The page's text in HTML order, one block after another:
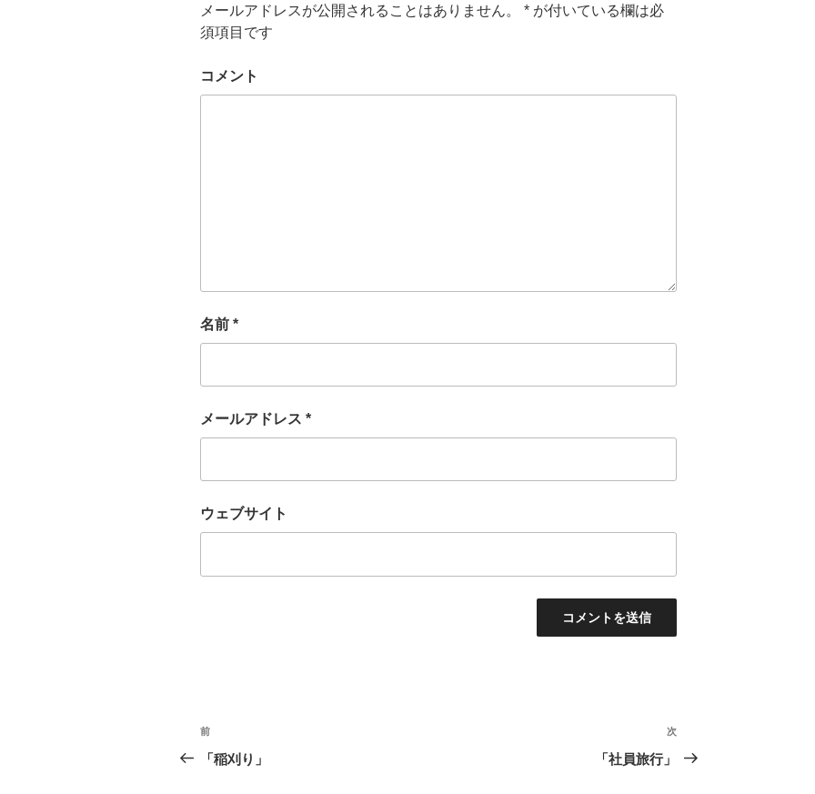
メールアドレスが公開されることはありません。 * が付いている欄は必
須項目です
コメント
名前 *
メールアドレス *
ウェブサイト
投
稿
過
去
前
「稲刈り」
の
次
「社員旅行」